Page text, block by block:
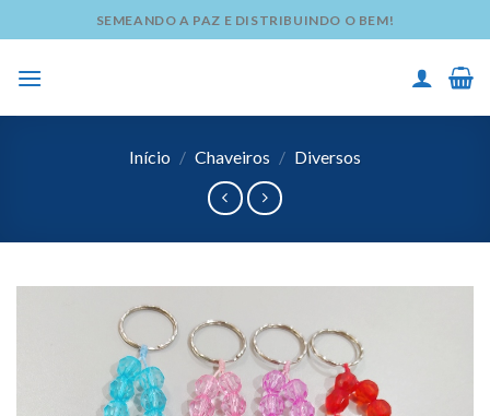
to
content
SEMEANDO A PAZ E DISTRIBUINDO O BEM!
Início / Chaveiros / Diversos